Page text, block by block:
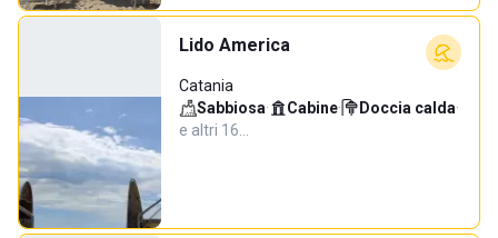
Lido America
Catania
Sabbiosa· Cabine· Doccia calda·
e altri 16…